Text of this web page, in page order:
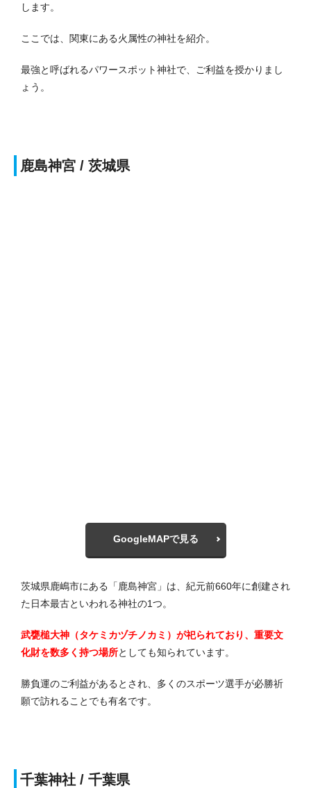
します。
ここでは、関東にある火属性の神社を紹介。
最強と呼ばれるパワースポット神社で、ご利益を授かりまし
ょう。
鹿島神宮 / 茨城県
GoogleMAPで見る
茨城県鹿嶋市にある「鹿島神宮」は、紀元前660年に創建され
た日本最古といわれる神社の1つ。
武甕槌大神（タケミカヅチノカミ）が祀られており、重要文
化財を数多く持つ場所としても知られています。
勝負運のご利益があるとされ、多くのスポーツ選手が必勝祈
願で訪れることでも有名です。
千葉神社 / 千葉県